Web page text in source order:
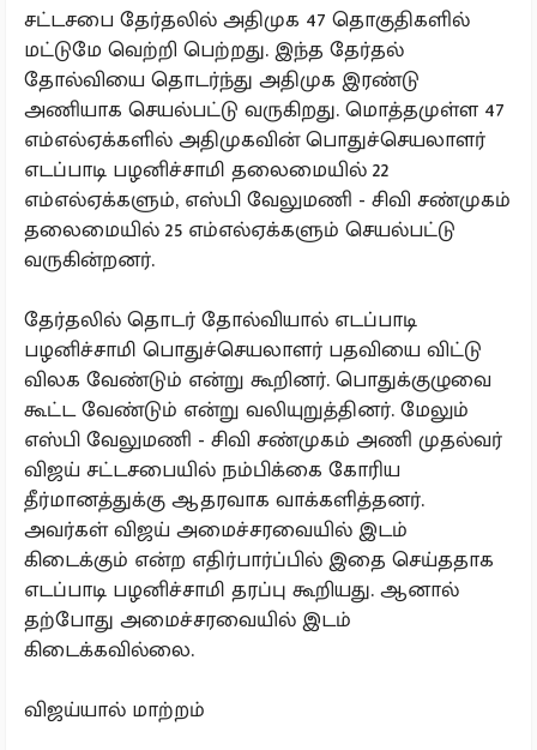
சட்டசபை தேர்தலில் அதிமுக 47 தொகுதிகளில்
மட்டுமே வெற்றி பெற்றது. இந்த தேர்தல்
தோல்வியை தொடர்ந்து அதிமுக இரண்டு
அணியாக செயல்பட்டு வருகிறது. மொத்தமுள்ள 47
எம்எல்ஏக்களில் அதிமுகவின் பொதுச்செயலாளர்
எடப்பாடி பழனிச்சாமி தலைமையில் 22
எம்எல்ஏக்களும், எஸ்பி வேலுமணி - சிவி சண்முகம்
தலைமையில் 25 எம்எல்ஏக்களும் செயல்பட்டு
வருகின்றனர்.
தேர்தலில் தொடர் தோல்வியால் எடப்பாடி
பழனிச்சாமி பொதுச்செயலாளர் பதவியை விட்டு
விலக வேண்டும் என்று கூறினர். பொதுக்குழுவை
கூட்ட வேண்டும் என்று வலியுறுத்தினர். மேலும்
எஸ்பி வேலுமணி - சிவி சண்முகம் அணி முதல்வர்
விஜய் சட்டசபையில் நம்பிக்கை கோரிய
தீர்மானத்துக்கு ஆதரவாக வாக்களித்தனர்.
அவர்கள் விஜய் அமைச்சரவையில் இடம்
கிடைக்கும் என்ற எதிர்பார்ப்பில் இதை செய்ததாக
எடப்பாடி பழனிச்சாமி தரப்பு கூறியது. ஆனால்
தற்போது அமைச்சரவையில் இடம்
கிடைக்கவில்லை.
விஜய்யால் மாற்றம்